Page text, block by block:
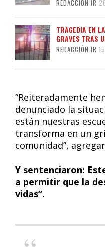
REDACCIÓN IR
TRAGEDIA EN
GRAVES TRAS
REDACCIÓN IR
“Reiteradamente
denunciado la
están nuestras
transforma en un
comunidad”,
Y sentenciaron:
a permitir que la
vidas”.